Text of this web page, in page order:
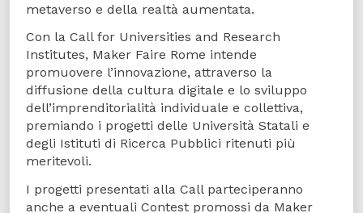
metaverso e della realtà aumentata.
Con la Call for Universities and Research
Institutes, Maker Faire Rome intende
promuovere l’innovazione, attraverso la
diffusione della cultura digitale e lo sviluppo
dell’imprenditorialità individuale e collettiva,
premiando i progetti delle Università Statali e
degli Istituti di Ricerca Pubblici ritenuti più
meritevoli.
I progetti presentati alla Call parteciperanno
anche a eventuali Contest promossi da Maker